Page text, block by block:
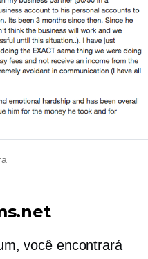
você encontrará